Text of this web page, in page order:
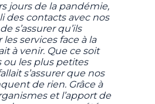
jours de la pandémie,
des contacts avec nos
s’assurer qu’ils
services face à la
à venir. Que ce soit
ou les plus petites
s’assurer que nos
de rien. Grâce à
et l’apport de